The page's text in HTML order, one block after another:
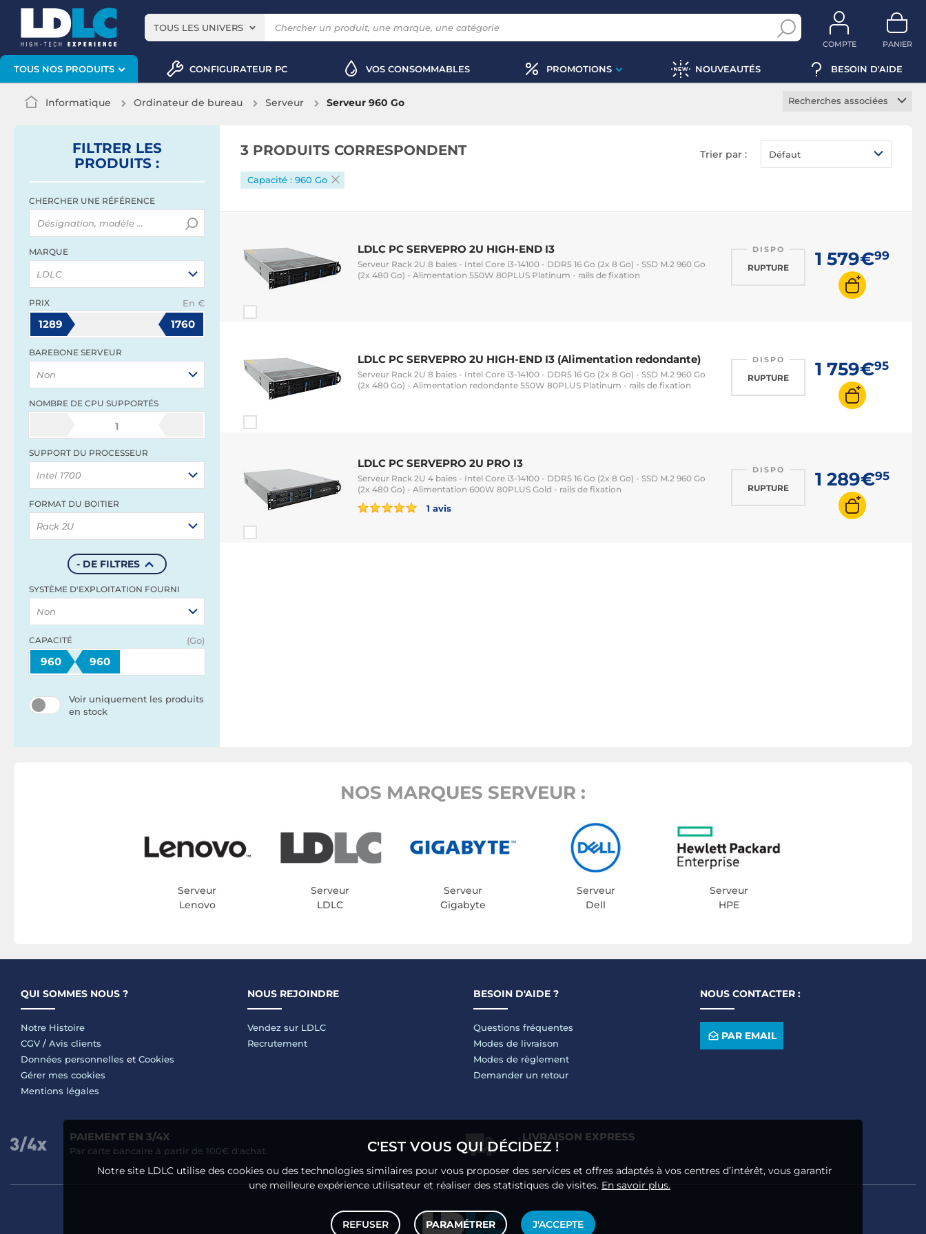
TOUS LES UNIVERS
COMPTE PANIER
TOUS NOS PRODUITS CONFIGURATEUR PC VOS CONSOMMABLES PROMOTIONS NOUVEAUTÉS BESOIN D'AIDE
Informatique Ordinateur de bureau Serveur Serveur 960 Go
Recherches associées
Rack serveur
Serveur Rack 2U
FILTRER LES
PRODUITS :
CHERCHER UNE RÉFÉRENCE
MARQUE
LDLC
PRIX En €
1289 1760
BAREBONE SERVEUR
Non
NOMBRE DE CPU SUPPORTÉS
1
SUPPORT DU PROCESSEUR
Intel 1700
FORMAT DU BOITIER
Rack 2U
- DE FILTRES
SYSTÈME D'EXPLOITATION FOURNI
Non
CAPACITÉ (Go)
960 960
Voir uniquement les produits
en stock
3 PRODUITS CORRESPONDENT Trier par : Défaut
Capacité : 960 Go
LDLC PC SERVEPRO 2U HIGH-END I3
Serveur Rack 2U 8 baies - Intel Core i3-14100 - DDR5 16 Go (2x 8 Go) - SSD M.2 960 Go
(2x 480 Go) - Alimentation 550W 80PLUS Platinum - rails de fixation
DISPO
RUPTURE 1 579€99
LDLC PC SERVEPRO 2U HIGH-END I3 (Alimentation redondante)
Serveur Rack 2U 8 baies - Intel Core i3-14100 - DDR5 16 Go (2x 8 Go) - SSD M.2 960 Go
(2x 480 Go) - Alimentation redondante 550W 80PLUS Platinum - rails de fixation
DISPO
RUPTURE 1 759€95
LDLC PC SERVEPRO 2U PRO I3
Serveur Rack 2U 4 baies - Intel Core i3-14100 - DDR5 16 Go (2x 8 Go) - SSD M.2 960 Go
(2x 480 Go) - Alimentation 600W 80PLUS Gold - rails de fixation
1 avis
DISPO
RUPTURE 1 289€95
NOS MARQUES SERVEUR :
Serveur
Lenovo
Serveur
LDLC
Serveur
Gigabyte
Serveur
Dell
Serveur
HPE
QUI SOMMES NOUS ?
Notre Histoire
CGV / Avis clients
Données personnelles et Cookies
Gérer mes cookies
Mentions légales
NOUS REJOINDRE
Vendez sur LDLC
Recrutement
BESOIN D'AIDE ?
Questions fréquentes
Modes de livraison
Modes de règlement
Demander un retour
NOUS CONTACTER :
PAR EMAIL
PAIEMENT EN 3/4X
Par carte bancaire à partir de 100€ d'achat.
LIVRAISON EXPRESS
C'EST VOUS QUI DÉCIDEZ !
Notre site LDLC utilise des cookies ou des technologies similaires pour vous proposer des services et offres adaptés à vos centres d’intérêt, vous garantir
une meilleure expérience utilisateur et réaliser des statistiques de visites. En savoir plus.
REFUSER PARAMÉTRER J'ACCEPTE